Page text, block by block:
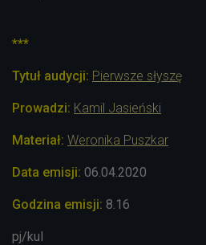
***
Tytuł audycji: Pierwsze słyszę
Prowadzi: Kamil Jasieński
Materiał: Weronika Puszkar
Data emisji: 06.04 .2020
Godzina emisji: 8.16
pj/kul